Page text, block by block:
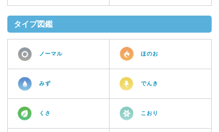
タイプ図鑑
ノーマル ほのお
みず でんき
くさ こおり